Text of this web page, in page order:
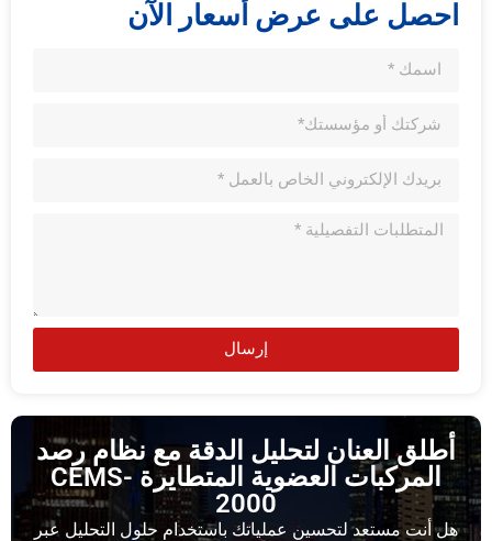
احصل على عرض أسعار الآن
إرسال
أطلق العنان لتحليل الدقة مع نظام رصد
المركبات العضوية المتطايرة CEMS-
2000
هل أنت مستعد لتحسين عملياتك باستخدام حلول التحليل عبر